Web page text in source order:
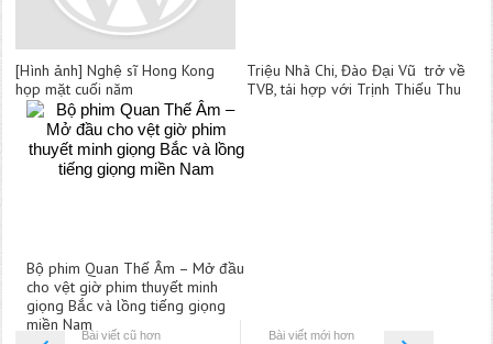
[Hình ảnh] Nghệ sĩ Hong Kong
họp mặt cuối năm
Triệu Nhã Chi, Đào Đại Vũ trở về
TVB, tái hợp với Trịnh Thiếu Thu
Bộ phim Quan Thế Âm – Mở đầu
cho vệt giờ phim thuyết minh
giọng Bắc và lồng tiếng giọng
miền Nam
Bài viết cũ hơn Bài viết mới hơn